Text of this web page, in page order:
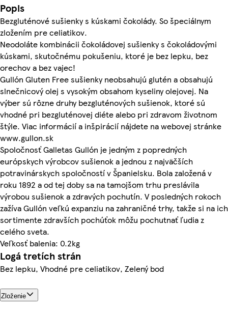
Popis
Bezgluténové sušienky s kúskami čokolády. So špeciálnym
zložením pre celiatikov.
Neodoláte kombinácii čokoládovej sušienky s čokoládovými
kúskami, skutočnému pokušeniu, ktoré je bez lepku, bez
orechov a bez vajec!
Gullón Gluten Free sušienky neobsahujú glutén a obsahujú
slnečnicový olej s vysokým obsahom kyseliny olejovej. Na
výber sú rôzne druhy bezgluténových sušienok, ktoré sú
vhodné pri bezgluténovej diéte alebo pri zdravom životnom
štýle. Viac informácií a inšpirácií nájdete na webovej stránke
www.gullon.sk
Spoločnosť Galletas Gullón je jedným z popredných
európskych výrobcov sušienok a jednou z najväčších
potravinárskych spoločností v Španielsku. Bola založená v
roku 1892 a od tej doby sa na tamojšom trhu preslávila
výrobou sušienok a zdravých pochutín. V posledných rokoch
zažíva Gullón veľkú expanziu na zahraničné trhy, takže si na ich
sortimente zdravších pochúťok môžu pochutnať ľudia z
celého sveta.
Veľkosť balenia: 0.2kg
Logá tretích strán
Bez lepku, Vhodné pre celiatikov, Zelený bod
Zloženie